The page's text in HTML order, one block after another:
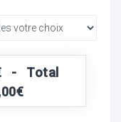
- Total